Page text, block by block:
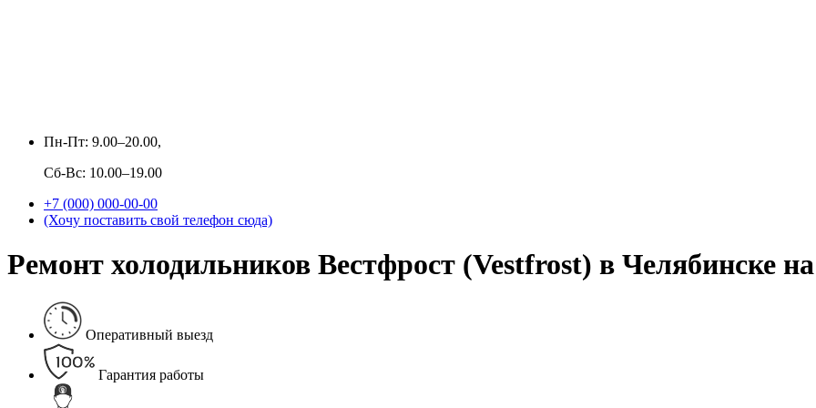
Пн-Пт: 9.00–20.00,
Сб-Вс: 10.00–19.00
+7 (000) 000-00-00
(Хочу поставить свой телефон сюда)
Ремонт холодильников Вестфрост (Vestfrost) в Челябинске
Оперативный выезд
Гарантия работы